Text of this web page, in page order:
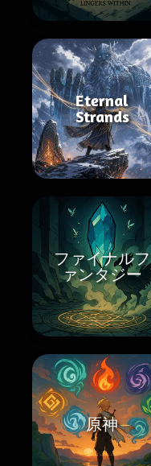
Eternal
Strands
ファイナルフ
ァンタジー
原神